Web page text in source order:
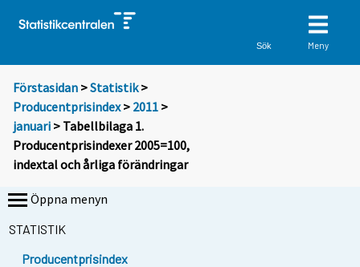
Sök Meny
Förstasidan >Statistik >
Producentprisindex> 2011 >
januari > Tabellbilaga 1.
Producentprisindexer 2005=100,
indextal och årliga förändringar
Öppna menyn
STATISTIK
Producentprisindex